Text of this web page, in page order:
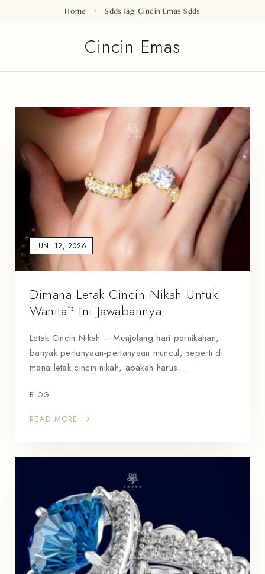
Home Sdds Tag: Cincin Emas Sdds
Cincin Emas
JUNI 12, 2026
Dimana Letak Cincin Nikah Untuk
Wanita? Ini Jawabannya
Letak Cincin Nikah – Menjelang hari pernikahan,
banyak pertanyaan-pertanyaan muncul, seperti di
mana letak cincin nikah, apakah harus…
BLOG
READ MORE